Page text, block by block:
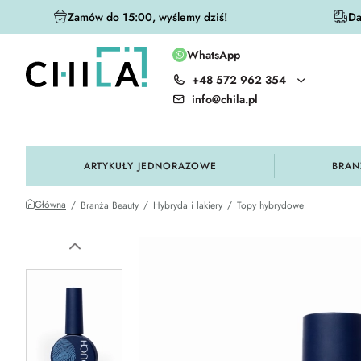
Zamów do 15:00, wyślemy dziś!
WhatsApp
+48 572 962 354
info@chila.pl
ARTYKUŁY JEDNORAZOWE
Główna Branża Beauty Hybryda i lakiery Topy hybrydowe